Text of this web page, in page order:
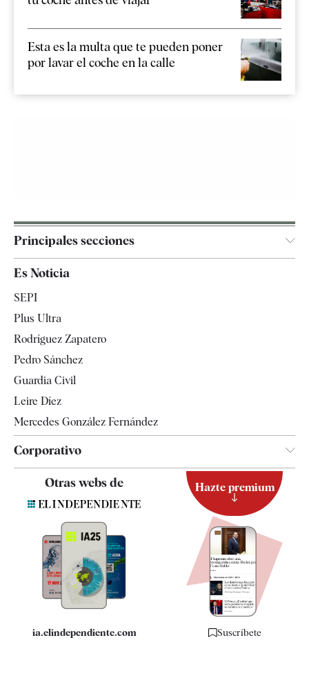
Esta es la multa que te pueden poner
por lavar el coche en la calle
Principales secciones
España
Televisión
Es Noticia
SEPI
Plus Ultra
Rodríguez Zapatero
Pedro Sánchez
Guardia Civil
Leire Díez
Mercedes González Fernández
Corporativo
Contacto
Quiénes somos
Especificaciones
Otras webs de
ia.elindependiente.com
Hazte premium
Suscríbete